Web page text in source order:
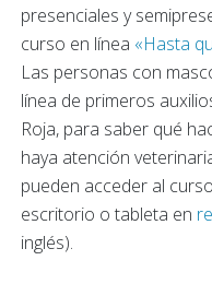
presenciales y
curso en línea «Hasta
Las personas con
línea de primeros
Roja, para saber qué
haya atención
pueden acceder al
escritorio o tableta en
inglés).